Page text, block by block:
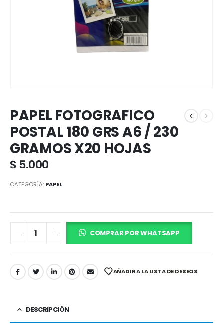
PAPEL FOTOGRAFICO
POSTAL 180 GRS A6 / 230
GRAMOS X20 HOJAS
$5.000
CATEGORÍA: PAPEL
COMPRAR POR WHATSAPP
AÑADIR A LA LISTA DE DESEOS
DESCRIPCIÓN